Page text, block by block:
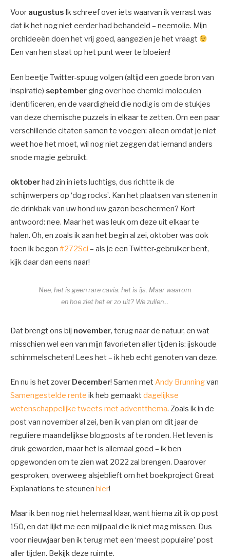
Voor augustus Ik schreef over iets waarvan ik verrast was
dat ik het nog niet eerder had behandeld – neemolie. Mijn
orchideeën doen het vrij goed, aangezien je het vraagt ​​
Een van hen staat op het punt weer te bloeien!
Een beetje Twitter-spuug volgen (altijd een goede bron van
inspiratie) september ging over hoe chemici moleculen
identificeren, en de vaardigheid die nodig is om de stukjes
van deze chemische puzzels in elkaar te zetten. Om een ​​paar
verschillende citaten samen te voegen: alleen omdat je niet
weet hoe het moet, wil nog niet zeggen dat iemand anders
snode magie gebruikt.
oktoberhad zin in iets luchtigs, dus richtte ik de
schijnwerpers op ‘dog rocks’. Kan het plaatsen van stenen in
de drinkbak van uw hond uw gazon beschermen? Kort
antwoord: nee. Maar het was leuk om deze uit elkaar te
halen. Oh, en zoals ik aan het begin al zei, oktober was ook
toen ik begon #272Sci – als je een Twitter-gebruiker bent,
kijk daar dan eens naar!
Nee, het is geen rare cavia: het is ijs. Maar waarom
en hoe ziet het er zo uit? We zullen…
Dat brengt ons bij november, terug naar de natuur, en wat
misschien wel een van mijn favorieten aller tijden is: ijskoude
schimmelscheten! Lees het – ik heb echt genoten van deze.
En nu is het zover December! Samen met Andy Brunningvan
Samengestelde rente ik heb gemaakt dagelijkse
wetenschappelijke tweets met adventthema. Zoals ik in de
post van november al zei, ben ik van plan om dit jaar de
reguliere maandelijkse blogposts af te ronden. Het leven is
druk geworden, maar het is allemaal goed – ik ben
opgewonden om te zien wat 2022 zal brengen. Daarover
gesproken, overweeg alsjeblieft om het boekproject Great
Explanations te steunen hier!
Maar ik ben nog niet helemaal klaar, want hierna zit ik op post
150, en dat lijkt me een mijlpaal die ik niet mag missen. Dus
voor nieuwjaar ben ik terug met een ‘meest populaire’ post
aller tijden. Bekijk deze ruimte.